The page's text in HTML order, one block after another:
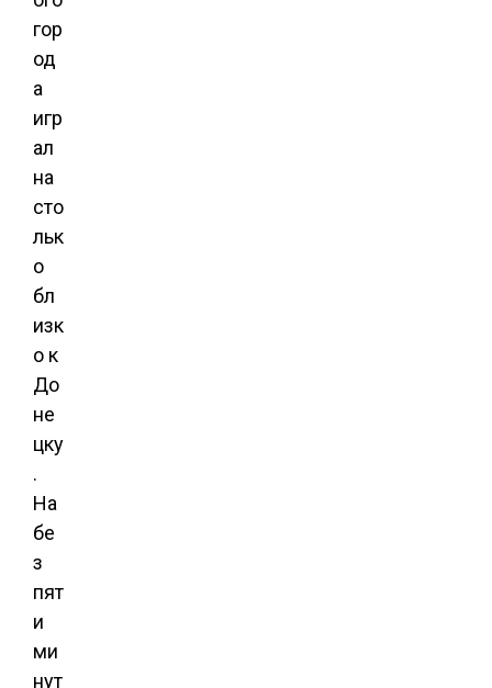
гор
од
а
игр
ал
на
сто
льк
о
бл
изк
о к
До
не
цку
.
На
бе
з
пят
и
ми
нут